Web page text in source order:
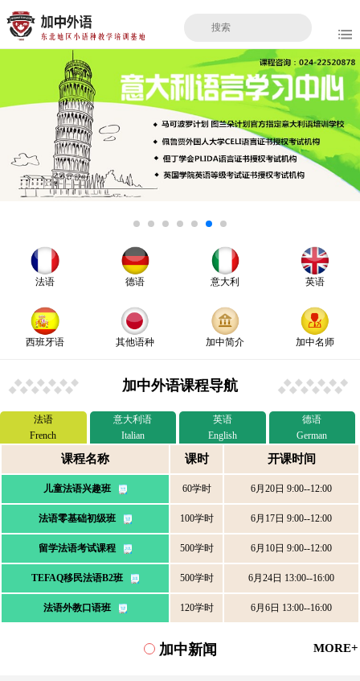
法语 德语 意大利 英语
西班牙语 其他语种 加中简介 加中名师
加中外语课程导航
法语
French
意大利语
Italian
英语
English
德语
German
课程名称 课时 开课时间
儿童法语兴趣班 60学时 6月20日 9:00--12:00
法语零基础初级班 100学时 6月17日 9:00--12:00
留学法语考试课程 500学时 6月10日 9:00--12:00
TEFAQ移民法语B2班 500学时 6月24日 13:00--16:00
法语外教口语班 120学时 6月6日 13:00--16:00
加中新闻 MORE+